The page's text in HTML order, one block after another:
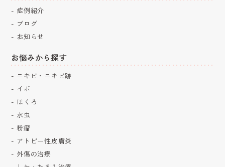
症例紹介
ブログ
お知らせ
お悩みから探す
ニキビ・ニキビ跡
イボ
ほくろ
水虫
粉瘤
アトピー性皮膚炎
外傷の治療